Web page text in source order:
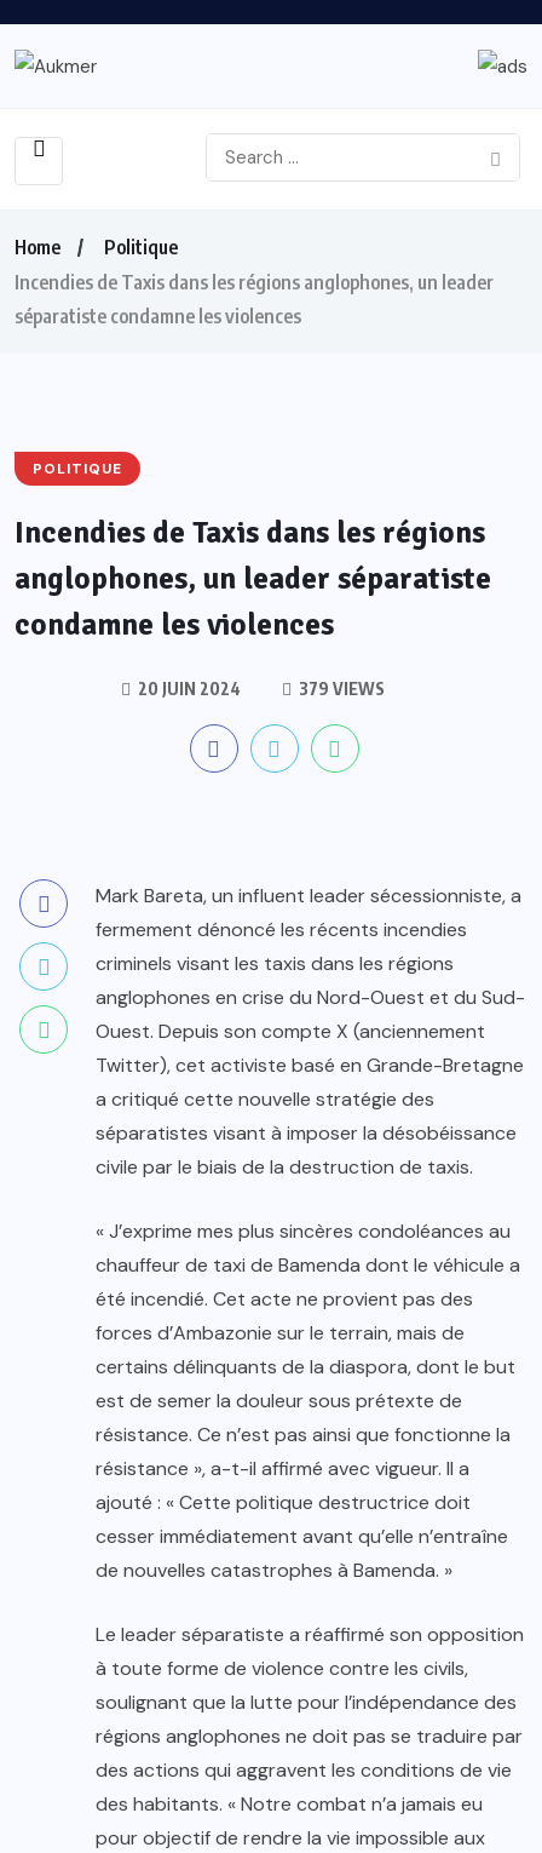
Home
Politique
Incendies de Taxis dans les régions anglophones, un leader
séparatiste condamne les violences
POLITIQUE
Incendies de Taxis dans les régions
anglophones, un leader séparatiste
condamne les violences
20 JUIN 2024 379 VIEWS
Mark Bareta, un influent leader sécessionniste, a
fermement dénoncé les récents incendies
criminels visant les taxis dans les régions
anglophones en crise du Nord-Ouest et du Sud-
Ouest. Depuis son compte X (anciennement
Twitter), cet activiste basé en Grande-Bretagne
a critiqué cette nouvelle stratégie des
séparatistes visant à imposer la désobéissance
civile par le biais de la destruction de taxis.
« J’exprime mes plus sincères condoléances au
chauffeur de taxi de Bamenda dont le véhicule a
été incendié. Cet acte ne provient pas des
forces d’Ambazonie sur le terrain, mais de
certains délinquants de la diaspora, dont le but
est de semer la douleur sous prétexte de
résistance. Ce n’est pas ainsi que fonctionne la
résistance », a-t-il affirmé avec vigueur. Il a
ajouté : « Cette politique destructrice doit
cesser immédiatement avant qu’elle n’entraîne
de nouvelles catastrophes à Bamenda. »
Le leader séparatiste a réaffirmé son opposition
à toute forme de violence contre les civils,
soulignant que la lutte pour l’indépendance des
régions anglophones ne doit pas se traduire par
des actions qui aggravent les conditions de vie
des habitants. « Notre combat n’a jamais eu
pour objectif de rendre la vie impossible aux